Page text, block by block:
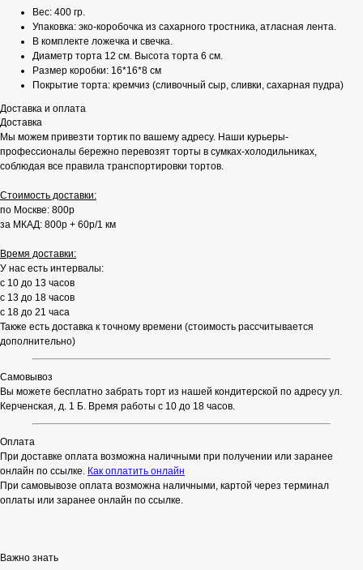
Вес: 400 гр.
Упаковка: эко-коробочка из сахарного тростника, атласная лента.
В комплекте ложечка и свечка.
Диаметр торта 12 см. Высота торта 6 см.
Размер коробки: 16*16*8 см
Покрытие торта: кремчиз (сливочный сыр, сливки, сахарная пудра)
Доставка и оплата
Доставка
Мы можем привезти тортик по вашему адресу. Наши курьеры-
профессионалы бережно перевозят торты в сумках-холодильниках,
соблюдая все правила транспортировки тортов.
Стоимость доставки:
по Москве: 800р
за МКАД: 800р + 60р/1 км
Время доставки:
У нас есть интервалы:
с 10 до 13 часов
с 13 до 18 часов
с 18 до 21 часа
Также есть доставка к точному времени (стоимость рассчитывается
дополнительно)
Самовывоз
Вы можете бесплатно забрать торт из нашей кондитерской по адресу ул.
Керченская, д. 1 Б. Время работы с 10 до 18 часов.
Оплата
При доставке оплата возможна наличными при получении или заранее
онлайн по ссылке. Как оплатить онлайн
При самовывозе оплата возможна наличными, картой через терминал
оплаты или заранее онлайн по ссылке.
Важно знать